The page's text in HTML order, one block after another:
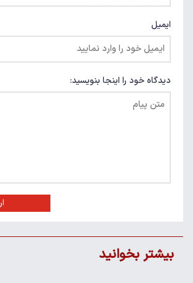
ایمیل
دیدگاه خود را اینجا بنویسید:
بیشتر بخوانید